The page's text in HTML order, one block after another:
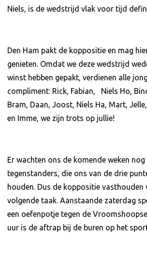
Niels, is de wedstrijd vlak voor tijd
Den Ham pakt de koppositie en mag
genieten. Omdat we deze wedstrijd
winst hebben gepakt, verdienen alle
compliment: Rick, Fabian, Niels Ho,
Bram, Daan, Joost, Niels Ha, Mart,
en Imme, we zijn trots op jullie!
Er wachten ons de komende weken
tegenstanders, die ons van de drie
houden. Dus de koppositie
volgende taak. Aanstaande zaterdag
een oefenpotje tegen de
uur is de aftrap bij de buren op het